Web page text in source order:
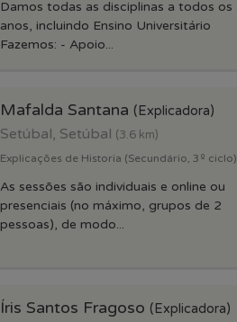
Damos todas as disciplinas a todos os
anos, incluindo Ensino Universitário
Fazemos: - Apoio...
Mafalda Santana (Explicadora)
Setúbal, Setúbal (3.6 km)
Explicações de Historia (Secundário, 3º ciclo)
As sessões são individuais e online ou
presenciais (no máximo, grupos de 2
pessoas), de modo...
Íris Santos Fragoso (Explicadora)